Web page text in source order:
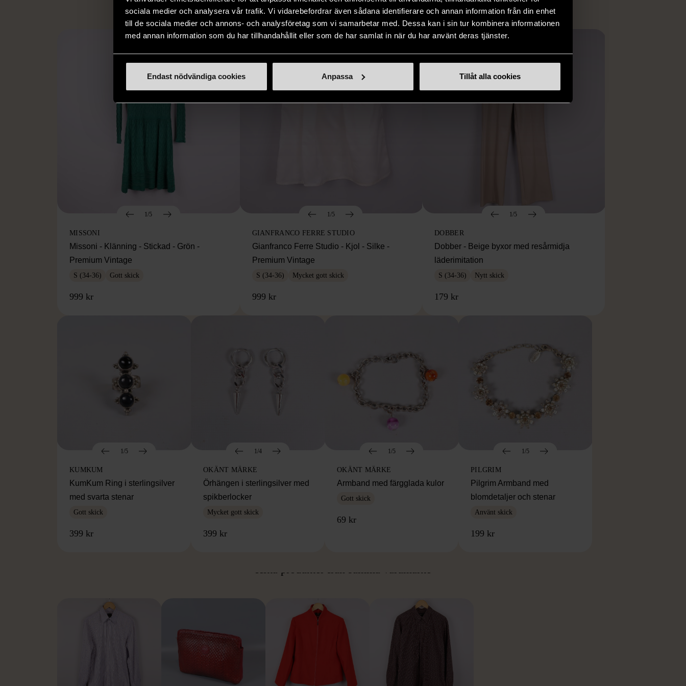
sociala medier och analysera vår trafik. Vi vidarebefordrar även sådana identifierare och annan information från din enhet
till de sociala medier och annons- och analysföretag som vi samarbetar med. Dessa kan i sin tur kombinera informationen
med annan information som du har tillhandahållit eller som de har samlat in när du har använt deras tjänster.
Endast nödvändiga cookies Anpassa Tillåt alla cookies
1/5
MISSONI
Missoni - Klänning - Stickad - Grön -
Premium Vintage
S (34-36) Gott skick
999 kr
1/5
GIANFRANCO FERRE STUDIO
Gianfranco Ferre Studio - Kjol - Silke -
Premium Vintage
S (34-36) Mycket gott skick
999 kr
1/5
DOBBER
Dobber - Beige byxor med resårmidja
läderimitation
S (34-36) Nytt skick
179 kr
1/5
KUMKUM
KumKum Ring i sterlingsilver
med svarta stenar
Gott skick
399 kr
1/4
OKÄNT MÄRKE
Örhängen i sterlingsilver med
spikberlocker
Mycket gott skick
399 kr
1/5
OKÄNT MÄRKE
Armband med färgglada kulor
Gott skick
69 kr
1/5
PILGRIM
Pilgrim Armband med
blomdetaljer och stenar
Använt skick
199 kr
Hitta produkter från samma varumärke